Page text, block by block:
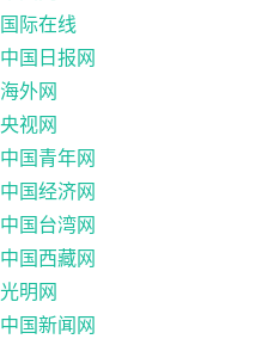
国际在线
中国日报网
海外网
央视网
中国青年网
中国经济网
中国台湾网
中国西藏网
光明网
中国新闻网